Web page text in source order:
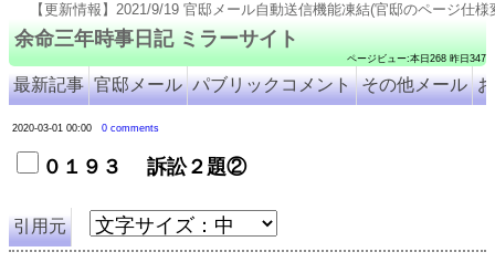
余命三年時事日記 ミラーサイト
ページビュー:本日268 昨日347
最新記事 官邸メール パブリックコメント その他メール
2020-03-01 00:00 0 comments
０１９３ 訴訟２題②
引用元
情報】2021/9/19 官邸メール自動送信機能凍結(官邸のページ仕様変更の